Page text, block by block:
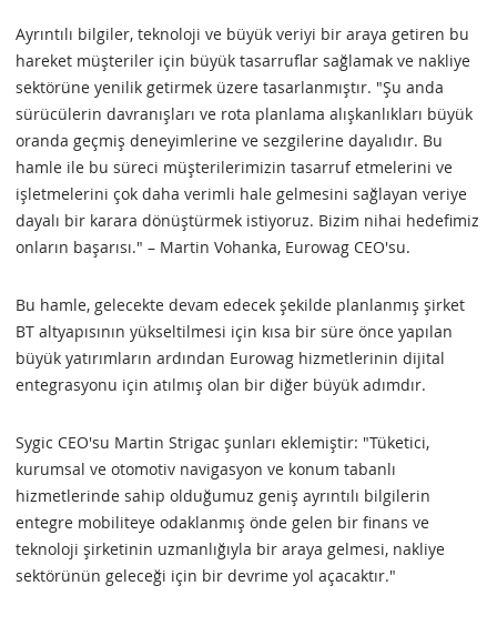
Ayrıntılı bilgiler, teknoloji ve büyük veriyi bir araya getiren bu
hareket müşteriler için büyük tasarruflar sağlamak ve nakliye
sektörüne yenilik getirmek üzere tasarlanmıştır. "Şu anda
sürücülerin davranışları ve rota planlama alışkanlıkları büyük
oranda geçmiş deneyimlerine ve sezgilerine dayalıdır. Bu
hamle ile bu süreci müşterilerimizin tasarruf etmelerini ve
işletmelerini çok daha verimli hale gelmesini sağlayan veriye
dayalı bir karara dönüştürmek istiyoruz. Bizim nihai hedefimiz
onların başarısı." – Martin Vohanka, Eurowag CEO'su.
Bu hamle, gelecekte devam edecek şekilde planlanmış şirket
BT altyapısının yükseltilmesi için kısa bir süre önce yapılan
büyük yatırımların ardından Eurowag hizmetlerinin dijital
entegrasyonu için atılmış olan bir diğer büyük adımdır.
Sygic CEO'su Martin Strigac şunları eklemiştir: "Tüketici,
kurumsal ve otomotiv navigasyon ve konum tabanlı
hizmetlerinde sahip olduğumuz geniş ayrıntılı bilgilerin
entegre mobiliteye odaklanmış önde gelen bir finans ve
teknoloji şirketinin uzmanlığıyla bir araya gelmesi, nakliye
sektörünün geleceği için bir devrime yol açacaktır."